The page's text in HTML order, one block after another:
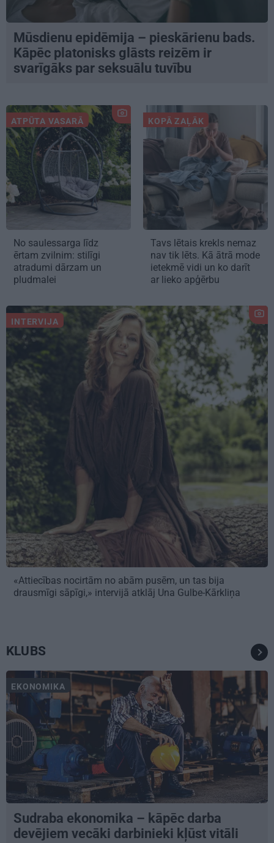
Mūsdienu epidēmija – pieskārienu bads.
Kāpēc platonisks glāsts reizēm ir
svarīgāks par seksuālu tuvību
ATPŪTA VASARĀ
No saulessarga līdz
ērtam zvilnim: stilīgi
atradumi dārzam un
pludmalei
KOPĀ ZAĻĀK
Tavs lētais krekls nemaz
nav tik lēts. Kā ātrā mode
ietekmē vidi un ko darīt
ar lieko apģērbu
INTERVIJA
«Attiecības nocirtām no abām pusēm, un tas bija
drausmīgi sāpīgi,» intervijā atklāj Una Gulbe-Kārkliņa
KLUBS
EKONOMIKA
Sudraba ekonomika – kāpēc darba
devējiem vecāki darbinieki kļūst vitāli